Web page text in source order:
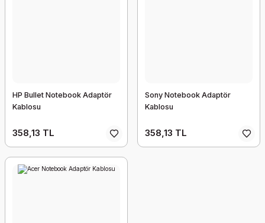
HP Bullet Notebook Adaptör
Kablosu
358,13 TL
Sony Notebook Adaptör
Kablosu
358,13 TL